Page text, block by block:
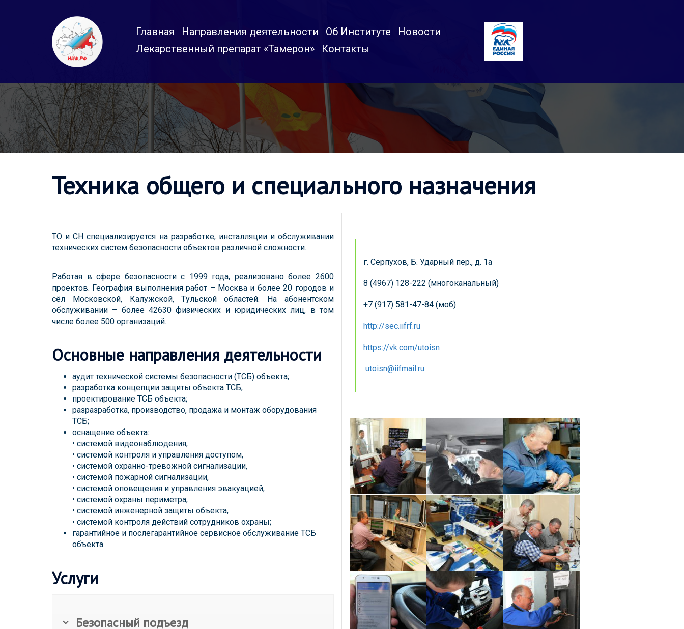
содержимому
Главная Направления деятельности Об Институте
Новости
Лекарственный препарат «Тамерон»
Контакты
Техника общего и специального назначения
ТО и СН специализируется на разработке, инсталляции и обслуживании
технических систем безопасности объектов различной сложности.
Работая в сфере безопасности с 1999 года, реализовано более 2600
проектов. География выполнения работ – Москва и более 20 городов и
сёл Московской, Калужской, Тульской областей. На абонентском
обслуживании – более 42630 физических и юридических лиц, в том
числе более 500 организаций.
Основные направления деятельности
аудит технической системы безопасности (ТСБ) объекта;
разработка концепции защиты объекта ТСБ;
проектирование ТСБ объекта;
разразработка, производство, продажа и монтаж оборудования
ТСБ;
оснащение объекта:
• системой видеонаблюдения,
• системой контроля и управления доступом,
• системой охранно-тревожной сигнализации,
• системой пожарной сигнализации,
• системой оповещения и управления эвакуацией,
• системой охраны периметра,
• системой инженерной защиты объекта,
• системой контроля действий сотрудников охраны;
гарантийное и послегарантийное сервисное обслуживание ТСБ
объекта.
Услуги
Безопасный подъезд
г. Серпухов, Б. Ударный пер., д. 1а
8 (4967) 128-222 (многоканальный)
+7 (917) 581-47-84 (моб)
http://sec.iifrf.ru
https://vk.com/utoisn
utoisn@iifmail.ru